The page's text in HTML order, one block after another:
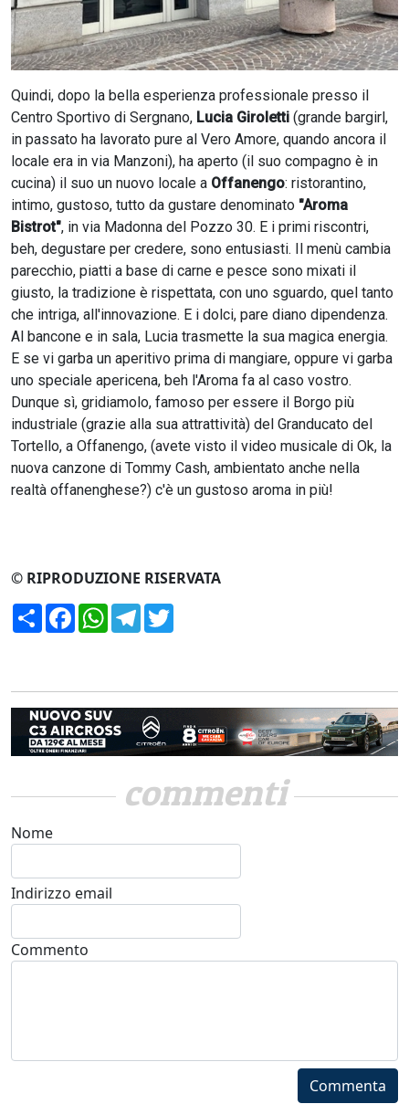
Quindi, dopo la bella esperienza professionale presso il
Centro Sportivo di Sergnano, Lucia Giroletti (grande bargirl,
in passato ha lavorato pure al Vero Amore, quando ancora il
locale era in via Manzoni), ha aperto (il suo compagno è in
cucina) il suo un nuovo locale a Offanengo: ristorantino,
intimo, gustoso, tutto da gustare denominato "Aroma
Bistrot", in via Madonna del Pozzo 30. E i primi riscontri,
beh, degustare per credere, sono entusiasti. Il menù cambia
parecchio, piatti a base di carne e pesce sono mixati il
giusto, la tradizione è rispettata, con uno sguardo, quel tanto
che intriga, all'innovazione. E i dolci, pare diano dipendenza.
Al bancone e in sala, Lucia trasmette la sua magica energia.
E se vi garba un aperitivo prima di mangiare, oppure vi garba
uno speciale apericena, beh l'Aroma fa al caso vostro.
Dunque sì, gridiamolo, famoso per essere il Borgo più
industriale (grazie alla sua attrattività) del Granducato del
Tortello, a Offanengo, (avete visto il video musicale di Ok, la
nuova canzone di Tommy Cash, ambientato anche nella
realtà offanenghese?) c'è un gustoso aroma in più!
© RIPRODUZIONE RISERVATA
CondividiFacebookWhatsApp
Telegram
commenti
Nome
Indirizzo email
Commento
Commenta